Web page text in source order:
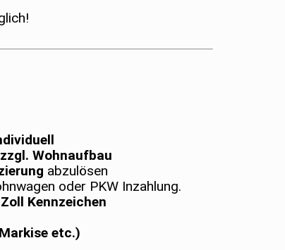
Wohnaufbau
abzulösen
oder PKW Inzahlung.
Kennzeichen
etc.)